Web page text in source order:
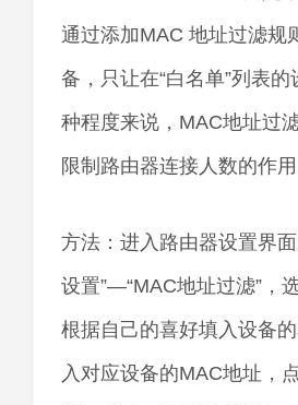
通过添加MAC 地址过滤规
备，只让在“白名单”列表
种程度来说，MAC地址过
限制路由器连接人数的作用
方法：进入路由器设置界
设置”—“MAC地址过滤”，选
根据自己的喜好填入设备
入对应设备的MAC地址，